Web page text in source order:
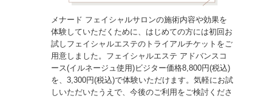
メナード フェイシャルサロンの施術内容や効果を
体験していただくために、はじめての方には初回お
試しフェイシャルエステのトライアルチケットをご
用意しました。フェイシャルエステ アドバンスコ
ース(イルネージュ使用)ビジター価格8,800円(税込)
を、3,300円(税込)で体験いただけます。気軽にお試
しいただいたうえで、今後のご利用をご検討くださ